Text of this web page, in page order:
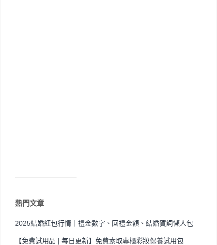
熱門文章
2025結婚紅包行情｜禮金數字、回禮金額、結婚賀詞懶人包
【免費試用品 | 每日更新】免費索取專櫃彩妝保養試用包